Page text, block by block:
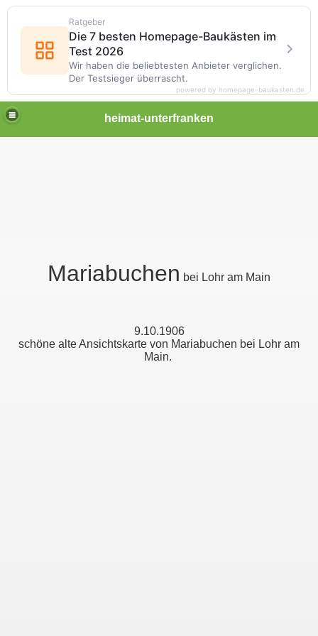
heimat-unterfranken
Mariabuchen bei Lohr am Main
9.10.1906
schöne alte Ansichtskarte von Mariabuchen bei Lohr am
Main.
Ratgeber
Die 7 besten Homepage-Baukästen im
Test 2026
Wir haben die beliebtesten Anbieter verglichen.
Der Testsieger überrascht.
powered by homepage-baukasten.de